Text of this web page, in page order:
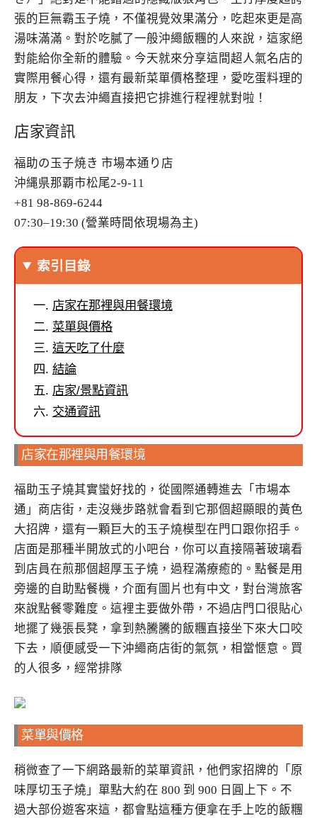
張的巨無霸玉子燒，不僅視覺效果滿分，吃起來更是高
湯味滿滿。對於吃膩了一般沖繩飯糰的人來說，這家絕
對能給你全新的體驗。今天就來分享這間超人氣名店的
實際用餐心得，還有最新菜單價格整理，愛吃蛋料理的
朋友，下次去沖繩直接把它排進行程裡就對啦！
店家資訊
福助の玉子焼き 市場本通り店
沖縄県那覇市松尾2-9-11
+81 98-869-6244
07:30–19:30 (營業時間依現場為主)
索引目錄
店家在那裡與用餐環境
菜單與價格
這天吃了什麼
結論
店家/景點資訊
交通資訊
店家在那裡與用餐環境
福助玉子燒其實蠻好找的，從國際通轉進去「市場本
通」商店街，走沒幾步路就會看到它那個超顯眼的黃色
大招牌，還有一顆巨大的玉子燒模型在門口跟你招手。
店面是那種半開放式的小吧台，你可以直接隔著玻璃看
到店員在煎那個超厚玉子燒，過程滿療癒的。點餐是用
旁邊的自助點餐機，介面有圖片也有中文，對台灣旅客
來說點餐零難度。這裡主要做外帶，不過店門口很貼心
地擺了幾張長凳，拿到熱騰騰的飯糰直接坐下來大口咬
下去，順便感受一下沖繩商店街的氣氛，相當愜意。買
的人很多，經常排隊
菜單與價格
稍微查了一下網路最新的菜單資訊，他們家招牌的「原
味厚切玉子燒」單點大約在 800 到 900 日圓上下。不
過大部份遊客來這，都會點這種方便拿在手上吃的飯糰